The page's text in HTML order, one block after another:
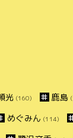
光 (160) 鹿島
めぐみん (114)